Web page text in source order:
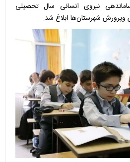
نیروی انسانی سال تحصیلی